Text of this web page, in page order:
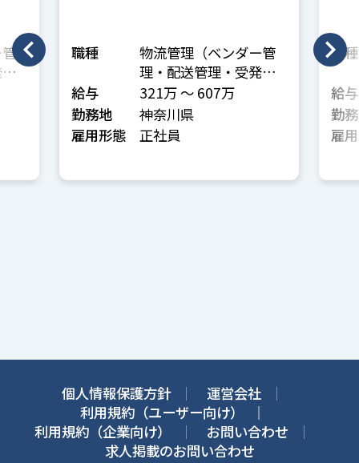
職種
物流管理（ベンダー管
理・配送管理・受発注
管理など）
給与
321万 〜 607万
勤務地
神奈川県
雇用形態
正社員
職種
給与
勤
雇
個人情報保護方針
運営会社
利用規約（ユーザー向け）
利用規約（企業向け）
お問い合わせ
求人掲載のお問い合わせ